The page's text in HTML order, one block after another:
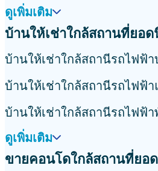
ดูเพิ่มเติม
บ้านให้เช่าใกล้สถานที่ยอ
บ้านให้เช่าใกล้สถานีรถไฟฟ้า
บ้านให้เช่าใกล้สถานีรถไฟฟ้า
บ้านให้เช่าใกล้สถานีรถไฟฟ้
ดูเพิ่มเติม
ขายคอนโดใกล้สถานที่ยอ